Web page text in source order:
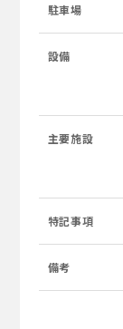
駐車場
設備
主要施設
特記事項
備考